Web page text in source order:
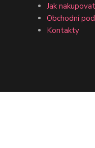
Jak nakupovat
Obchodní
Kontakty